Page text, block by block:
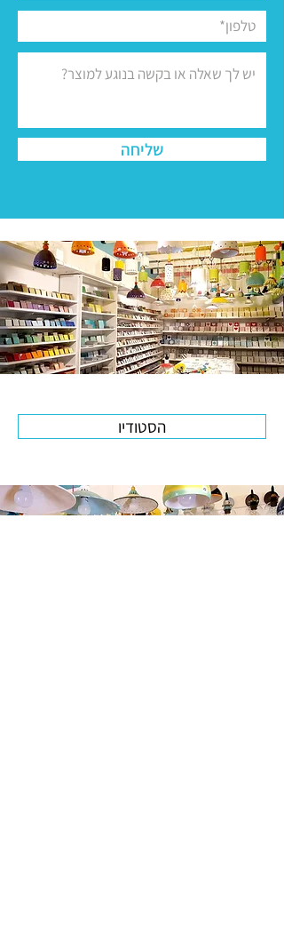
שליחה
הסטודיו